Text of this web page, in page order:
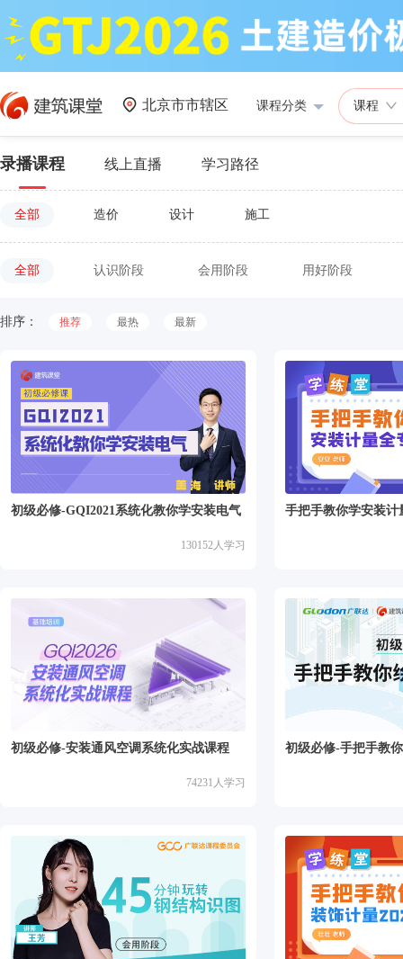
北京市市辖区 课程分类 课程
录播课程 线上直播 学习路径
全部 造价 设计 施工
全部 认识阶段 会用阶段 用好阶段
排序： 推荐 最热 最新
初级必修-GQI2021系统化教你学安装电气
130152人学习
手把手教你学安装计
初级必修-安装通风空调系统化实战课程
74231 人学习
初级必修-手把手教